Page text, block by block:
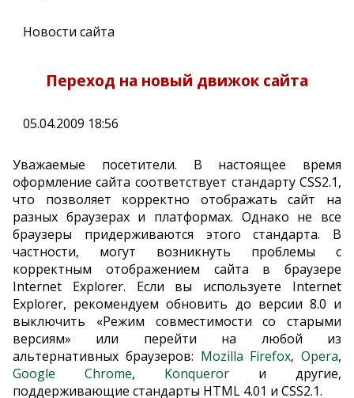
Новости сайта
Переход на новый движок сайта
05.04.2009 18:56
Уважаемые посетители. В настоящее время
оформление сайта соответствует стандарту CSS2.1,
что позволяет корректно отображать сайт на
разных браузерах и платформах. Однако не все
браузеры придерживаются этого стандарта. В
частности, могут возникнуть проблемы с
корректным отображением сайта в браузере
Internet Explorer. Если вы используете Internet
Explorer, рекомендуем обновить до версии 8.0 и
выключить «Режим совместимости со старыми
версиям» или перейти на любой из
альтернативных браузеров: Mozilla Firefox,Opera,
Google Chrome, Konqueror и другие,
поддерживающие стандарты HTML 4.01 и CSS2.1.